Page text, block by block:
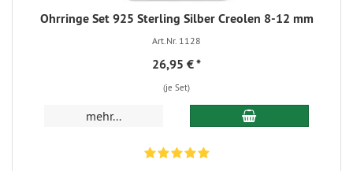
Ohrringe Set 925 Sterling Silber Creolen 8-12 mm
Art.Nr. 1128
26,95 €*
(je Set)
mehr...